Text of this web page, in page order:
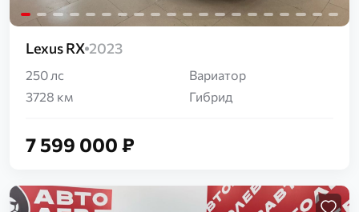
Lexus RX 2023
250 лс
Вариатор
3728 км
Гибрид
7 599 000 ₽